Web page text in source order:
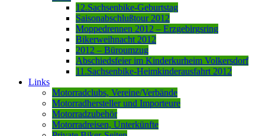
12.Sachsenbike-Geburtstag
Saisonabschlußtour 2012
Moppedrennen 2012 – Erzgebirgsring
Bikerweihnacht 2012
2012 – Büroumzug
Abschiedsfeier im Kinderkurheim Volkersdorf
11.Sachsenbike-Heimkinderausfahrt 2012
Links
Motorradclubs, Vereine/Verbände
Motorradhersteller und Importeure
Motorradzubehör
Motorradreisen, Unterkünfte